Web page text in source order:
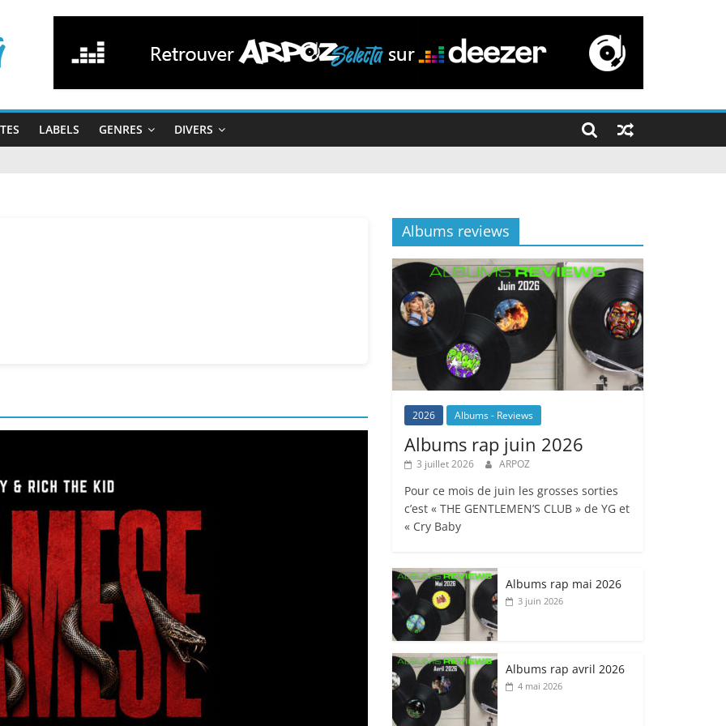
LABELS GENRES DIVERS
Albums reviews
2026 Albums - Reviews
Albums rap juin 2026
3 juillet 2026 ARPOZ
Pour ce mois de juin les grosses sorties
c’est « THE GENTLEMEN’S CLUB » de YG et
« Cry Baby
Albums rap mai 2026
3 juin 2026
Albums rap avril 2026
4 mai 2026